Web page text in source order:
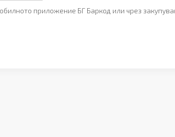
приложение БГ Баркод или чрез